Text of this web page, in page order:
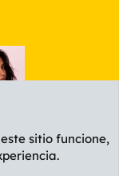
sitio funcione,